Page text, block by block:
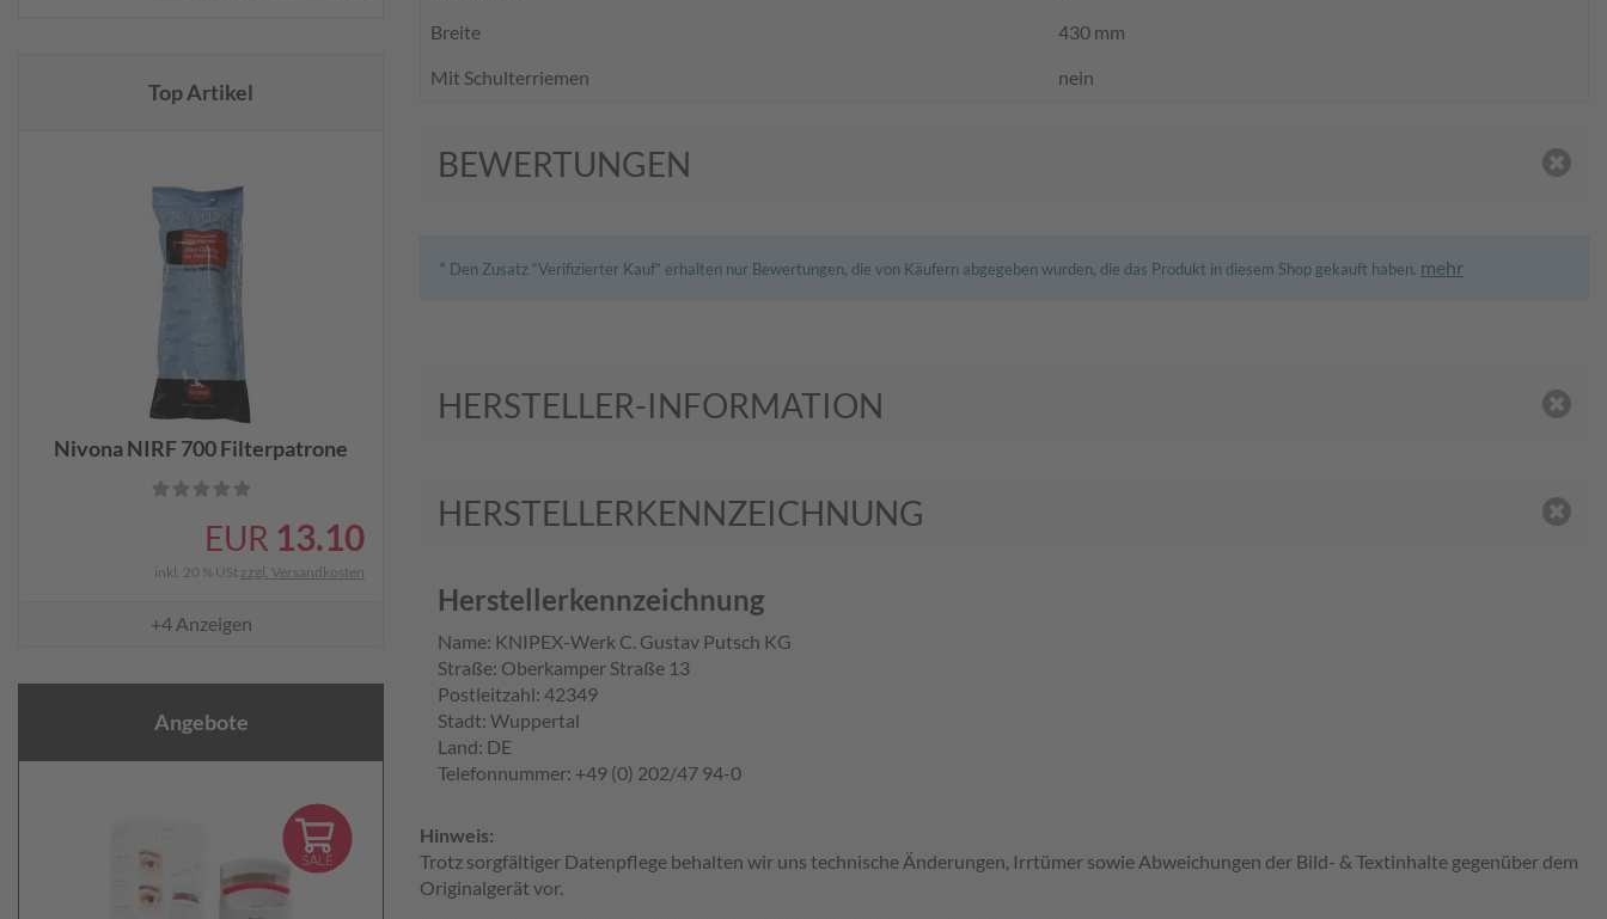
Top Artikel
Nivona NIRF 700 Filterpatrone
EUR 13.10
inkl. 20 % USt zzgl. Versandkosten
+4Anzeigen
Angebote
Breite
430 mm
Mit Schulterriemen
nein
BEWERTUNGEN
* Den Zusatz “Verifizierter Kauf” erhalten nur Bewertungen, die von Käufern abgegeben wurden, die das Produkt in diesem Shop gekauft haben. mehr
HERSTELLER-INFORMATION
HERSTELLERKENNZEICHNUNG
Herstellerkennzeichnung
Name: KNIPEX-Werk C. Gustav Putsch KG
Straße: Oberkamper Straße 13
Postleitzahl: 42349
Stadt: Wuppertal
Land: DE
Telefonnummer: +49 (0) 202/47 94-0
Hinweis:
Trotz sorgfältiger Datenpflege behalten wir uns technische Änderungen, Irrtümer sowie Abweichungen der Bild- & Textinhalte gegenüber dem
Originalgerät vor.